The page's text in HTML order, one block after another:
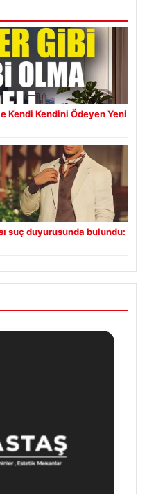
Kendi Kendini Ödeyen Yeni
suç duyurusunda bulundu: